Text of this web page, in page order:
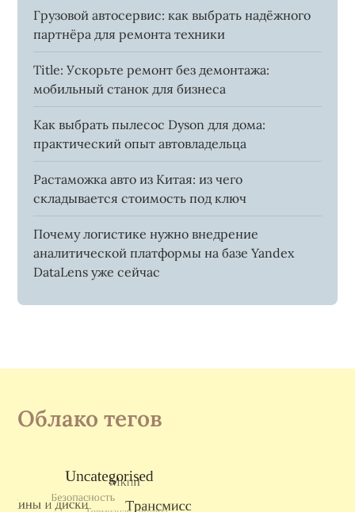
Грузовой автосервис: как выбрать надёжного
партнёра для ремонта техники
Title: Ускорьте ремонт без демонтажа:
мобильный станок для бизнеса
Как выбрать пылесос Dyson для дома:
практический опыт автовладельца
Растаможка авто из Китая: из чего
складывается стоимость под ключ
Почему логистике нужно внедрение
аналитической платформы на базе Yandex
DataLens уже сейчас
Облако тегов